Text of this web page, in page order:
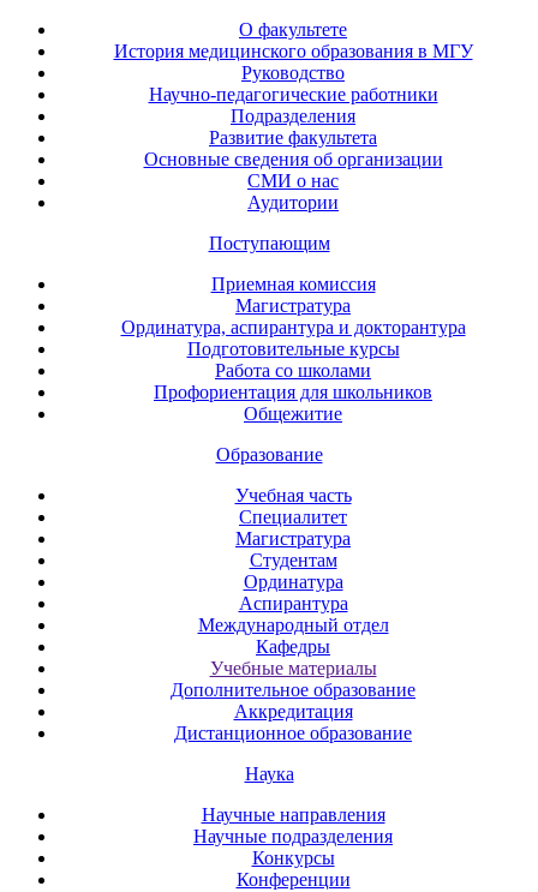
О факультете
История медицинского образования в МГУ
Руководство
Научно-педагогические работники
Подразделения
Развитие факультета
Основные сведения об организации
СМИ о нас
Аудитории
Поступающим
Приемная комиссия
Магистратура
Ординатура, аспирантура и докторантура
Подготовительные курсы
Работа со школами
Профориентация для школьников
Общежитие
Образование
Учебная часть
Специалитет
Магистратура
Студентам
Ординатура
Аспирантура
Международный отдел
Кафедры
Учебные материалы
Дополнительное образование
Аккредитация
Дистанционное образование
Наука
Научные направления
Научные подразделения
Конкурсы
Конференции